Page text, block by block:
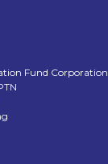
Fund Corporation